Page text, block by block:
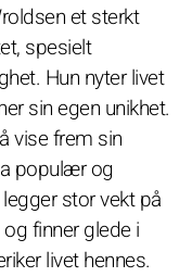
et sterkt
spesielt
Hun nyter livet
sin egen unikhet.
vise frem sin
populær og
stor vekt på
finner glede i
livet hennes.